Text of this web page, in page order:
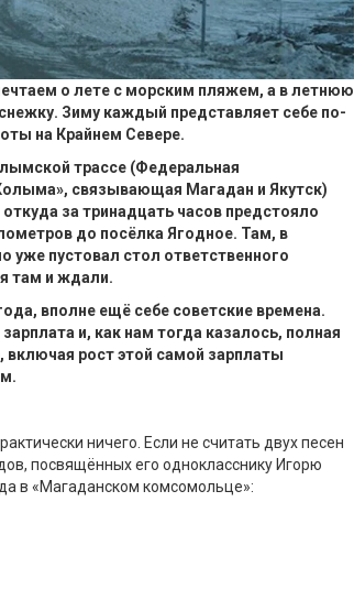
о лете с морским пляжем, а в летнюю
жку. Зиму каждый представляет себе по-
на Крайнем Севере.
трассе (Федеральная
связывающая Магадан и Якутск)
откуда за тринадцать часов предстояло
до посёлка Ягодное. Там, в
уже пустовал стол ответственного
там и ждали.
вполне ещё себе советские времена.
и, как нам тогда казалось, полная
включая рост этой самой зарплаты
ничего. Если не считать двух песен
посвящённых его однокласснику Игорю
в «Магаданском комсомольце»: